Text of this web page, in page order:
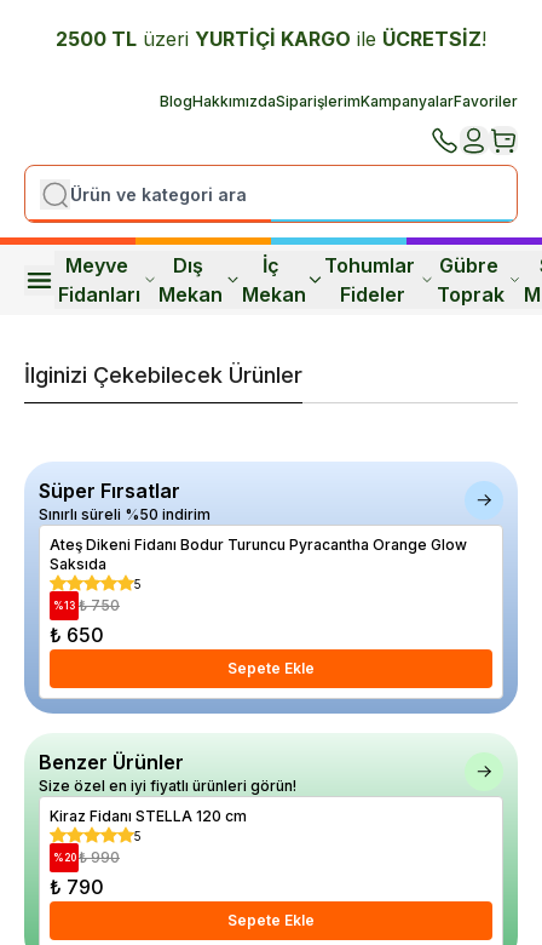
2500 TL üzeri YURTİÇİ KARGO ile ÜCRETSİZ!
BlogHakkımızdaSiparişlerimKampanyalarFavoriler
Meyve
Fidanları
Dış
Mekan
İç
Mekan
Tohumlar
Fideler
Gübre
Toprak
İlginizi Çekebilecek Ürünler
Süper Fırsatlar
Sınırlı süreli %50 indirim
Ateş Dikeni Fidanı Bodur Turuncu Pyracantha Orange Glow
Saksıda
5
%13 ₺ 750
₺ 650
Sepete Ekle
Benzer Ürünler
Size özel en iyi fiyatlı ürünleri görün!
Kiraz Fidanı STELLA 120 cm
5
%20 ₺ 990
₺ 790
Sepete Ekle